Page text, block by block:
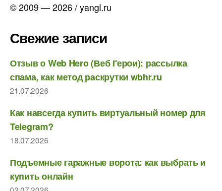
© 2009 — 2026 / yangl.ru
Свежие записи
Отзыв о Web Hero (Веб Герои): рассылка
спама, как метод раскрутки wbhr.ru
21.07.2026
Как навсегда купить виртуальный номер для
Telegram?
18.07.2026
Подъемные гаражные ворота: как выбрать и
купить онлайн